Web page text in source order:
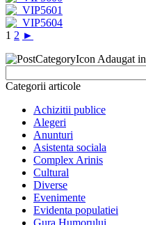
1 2 ►
Adaugat in
Categorii articole
Achizitii publice
Alegeri
Anunturi
Asistenta sociala
Complex Arinis
Cultural
Diverse
Evenimente
Evidenta populatiei
Gura Humorului